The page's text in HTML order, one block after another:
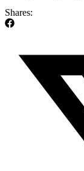
Shares: